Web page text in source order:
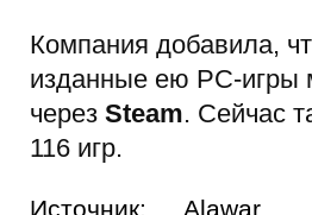
Компания добавила,
изданные ею PC-игры
через Steam. Сейчас
116 игр.
Источник: Alawar